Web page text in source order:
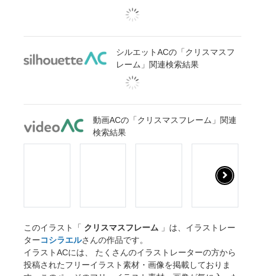
シルエットACの「クリスマスフ
レーム」関連検索結果
動画ACの「クリスマスフレーム」関連
検索結果
このイラスト「 クリスマスフレーム 」は、イラストレー
ターコシラエルさんの作品です。
イラストACには、 たくさんのイラストレーターの方から
投稿されたフリーイラスト素材・画像を掲載しておりま